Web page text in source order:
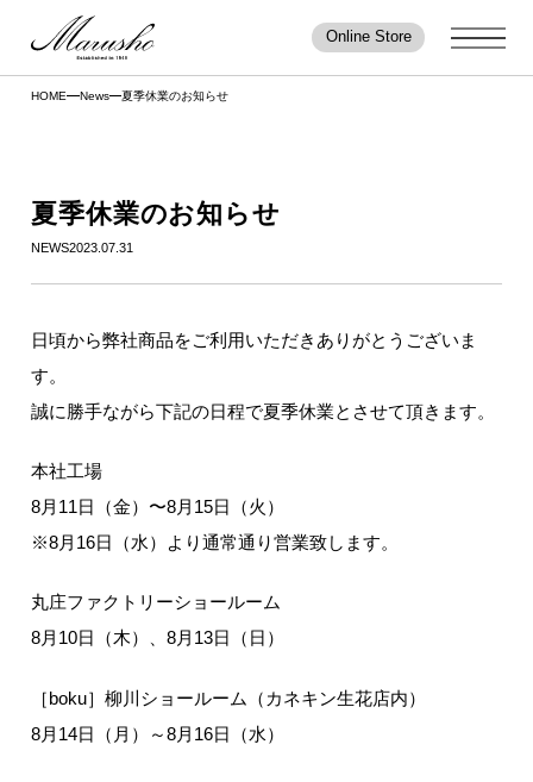
Online Store
HOME News 夏季休業のお知らせ
夏季休業のお知らせ
NEWS2023.07.31
日頃から弊社商品をご利用いただきありがとうございま
す。
誠に勝手ながら下記の日程で夏季休業とさせて頂きます。
本社工場
8月11日（金）〜8月15日（火）
※8月16日（水）より通常通り営業致します。
丸庄ファクトリーショールーム
8月10日（木）、8月13日（日）
［boku］柳川ショールーム（カネキン生花店内）
8月14日（月）～8月16日（水）